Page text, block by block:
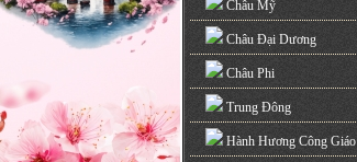
Châu Mỹ
Châu Đại Dương
Châu Phi
Trung Đông
Hành Hương Công Giáo